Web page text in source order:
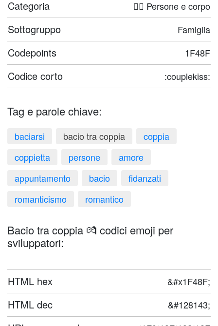
Categoria 🤦‍♀️ Persone e corpo
Sottogruppo Famiglia
Codepoints 1F48F
Codice corto :couplekiss:
Tag e parole chiave:
baciarsi bacio tra coppia
coppia
coppietta
persone
amore
appuntamento
bacio
fidanzati
romanticismo
romantico
Bacio tra coppia 💏 codici emoji per
sviluppatori:
HTML hex &#x1F48F;
HTML dec &#128143;